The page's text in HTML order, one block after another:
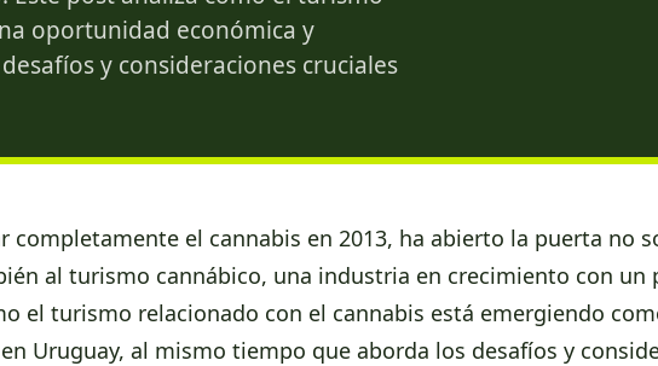
oportunidad económica y
y consideraciones cruciales
completamente el cannabis en 2013, ha abierto la puerta no
al turismo cannábico, una industria en crecimiento con un
el turismo relacionado con el cannabis está emergiendo
Uruguay, al mismo tiempo que aborda los desafíos y